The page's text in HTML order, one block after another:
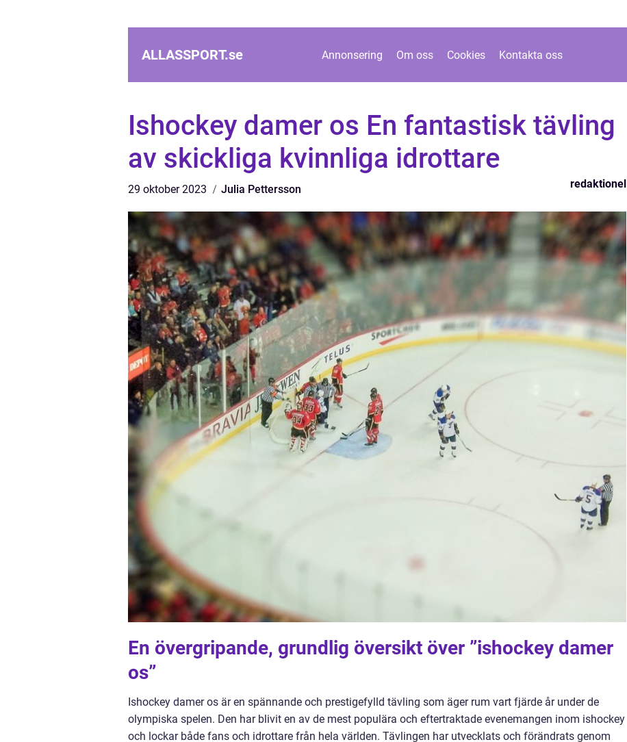
ALLASSPORT.se Annonsering Om oss Cookies Kontakta oss
Ishockey damer os En fantastisk tävling
av skickliga kvinnliga idrottare
29 oktober 2023 Julia Pettersson redaktionel
En övergripande, grundlig översikt över ”ishockey damer
os”
Ishockey damer os är en spännande och prestigefylld tävling som äger rum vart fjärde år under de
olympiska spelen. Den har blivit en av de mest populära och eftertraktade evenemangen inom ishockey
och lockar både fans och idrottare från hela världen. Tävlingen har utvecklats och förändrats genom